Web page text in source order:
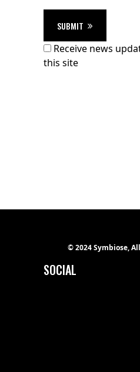
SUBMIT
Receive news
this site
© 2024 Symbiose,
SOCIAL